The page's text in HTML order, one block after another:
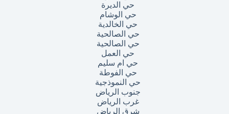
حي الديرة
حي الوشام
حي الخالدية
حي الصالحية
حي الصالحية
حي العمل
حي ام سليم
حي الفوطة
حي النموذجية
جنوب الرياض
غرب الرياض
شرق الرياض